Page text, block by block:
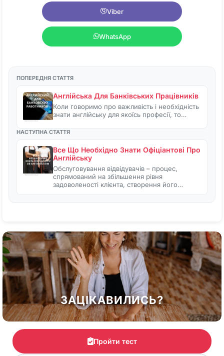
Viber
WhatsApp
ПОПЕРЕДНЯ СТАТТЯ
Англійська Для Банківських Працівників
Коли говоримо про важливість і необхідність
знати англійську для якоїсь професії, то…
НАСТУПНА СТАТТЯ
Все Що Необхідно Знати Офіціантові Про
Англійську
Обслуговування відвідувачів – процес,
спрямований на збільшення рівня
задоволеності клієнта, створення його…
ЗАЦІКАВИЛИСЬ?
Пройти тест